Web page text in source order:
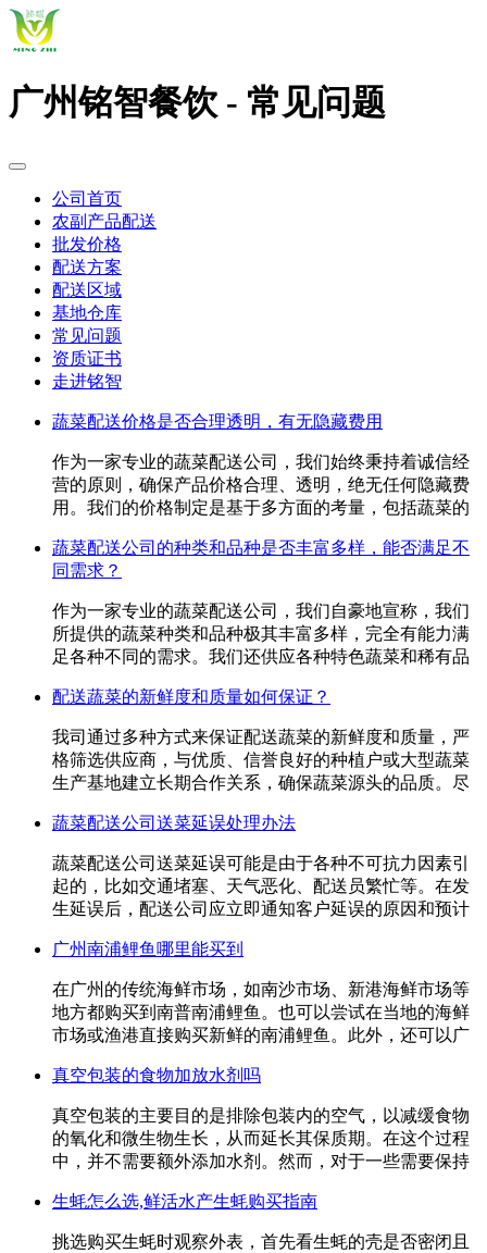
广州铭智餐饮 - 常见问题
公司首页
农副产品配送
批发价格
配送方案
配送区域
基地仓库
常见问题
资质证书
走进铭智
蔬菜配送价格是否合理透明，有无隐藏费用
作为一家专业的蔬菜配送公司，我们始终秉持着诚信经
营的原则，确保产品价格合理、透明，绝无任何隐藏费
用。我们的价格制定是基于多方面的考量，包括蔬菜的
蔬菜配送公司的种类和品种是否丰富多样，能否满足不
同需求？
作为一家专业的蔬菜配送公司，我们自豪地宣称，我们
所提供的蔬菜种类和品种极其丰富多样，完全有能力满
足各种不同的需求。我们还供应各种特色蔬菜和稀有品
配送蔬菜的新鲜度和质量如何保证？
我司通过多种方式来保证配送蔬菜的新鲜度和质量，严
格筛选供应商，与优质、信誉良好的种植户或大型蔬菜
生产基地建立长期合作关系，确保蔬菜源头的品质。尽
蔬菜配送公司送菜延误处理办法
蔬菜配送公司送菜延误可能是由于各种不可抗力因素引
起的，比如交通堵塞、天气恶化、配送员繁忙等。在发
生延误后，配送公司应立即通知客户延误的原因和预计
广州南浦鲤鱼哪里能买到
在广州的传统海鲜市场，如南沙市场、新港海鲜市场等
地方都购买到南普南浦鲤鱼。也可以尝试在当地的海鲜
市场或渔港直接购买新鲜的南浦鲤鱼。此外，还可以广
真空包装的食物加放水剂吗
真空包装的主要目的是排除包装内的空气，以减缓食物
的氧化和微生物生长，从而延长其保质期。在这个过程
中，并不需要额外添加水剂。然而，对于一些需要保持
生蚝怎么选,鲜活水产生蚝购买指南
挑选购买生蚝时观察外表，首先看生蚝的壳是否密闭且